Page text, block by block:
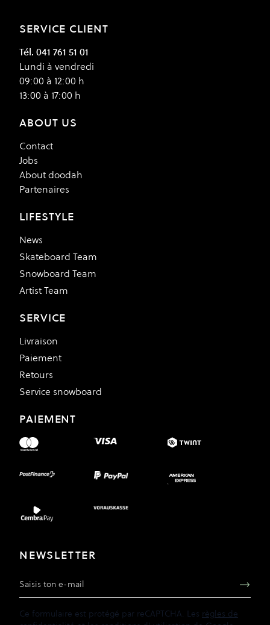
SERVICE CLIENT
Tél. 041 761 51 01
Lundi à vendredi
09:00 à 12:00 h
13:00 à 17:00 h
ABOUT US
Contact
Jobs
About doodah
Partenaires
LIFESTYLE
News
Skateboard Team
Snowboard Team
Artist Team
SERVICE
Livraison
Paiement
Retours
Service snowboard
PAIEMENT
NEWSLETTER
Adresse e-mail
Ce formulaire est protégé par reCAPTCHA. Les règles de